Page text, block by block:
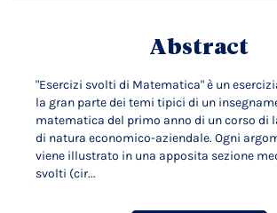
Abstract
"Esercizi svolti di Matematica" è un
la gran parte dei temi tipici di un
matematica del primo anno di un corso di
di natura economico-aziendale. Ogni
viene illustrato in una apposita sezione
svolti (cir...